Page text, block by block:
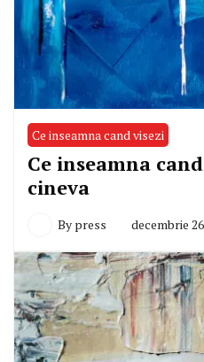
Ce inseamna cand visezi
Ce inseamna
cineva
By press decembrie